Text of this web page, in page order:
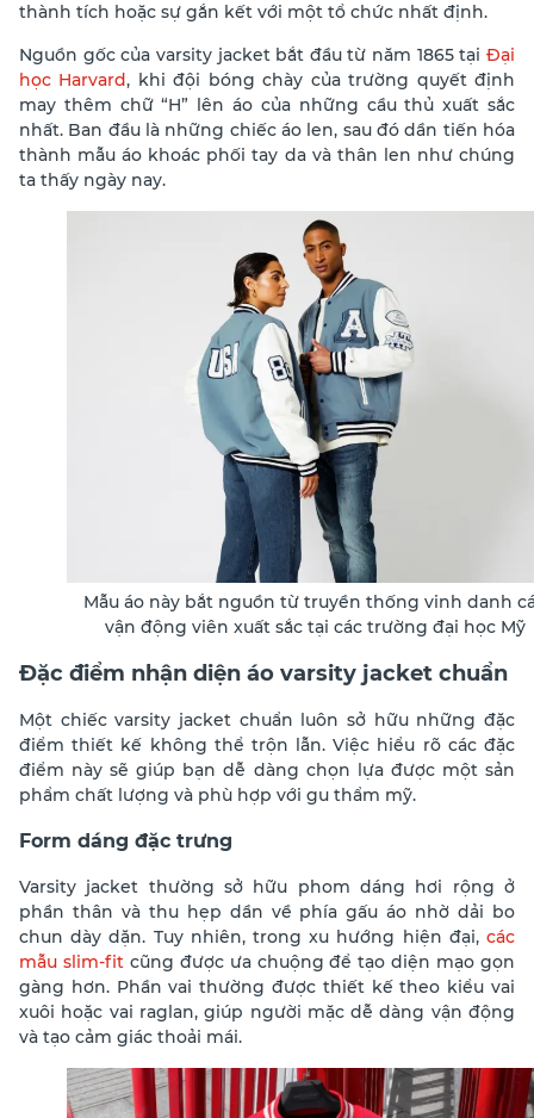
thành tích hoặc sự gắn kết với một tổ chức nhất định.
Nguồn gốc của varsity jacket bắt đầu từ năm 1865 tại Đại
học Harvard, khi đội bóng chày của trường quyết định
may thêm chữ “H” lên áo của những cầu thủ xuất sắc
nhất. Ban đầu là những chiếc áo len, sau đó dần tiến hóa
thành mẫu áo khoác phối tay da và thân len như chúng
ta thấy ngày nay.
Mẫu áo này bắt nguồn từ truyền thống vinh danh
vận động viên xuất sắc tại các trường đại học Mỹ
Đặc điểm nhận diện áo varsity jacket chuẩn
Một chiếc varsity jacket chuẩn luôn sở hữu những đặc
điểm thiết kế không thể trộn lẫn. Việc hiểu rõ các đặc
điểm này sẽ giúp bạn dễ dàng chọn lựa được một sản
phẩm chất lượng và phù hợp với gu thẩm mỹ.
Form dáng đặc trưng
Varsity jacket thường sở hữu phom dáng hơi rộng ở
phần thân và thu hẹp dần về phía gấu áo nhờ dải bo
chun dày dặn. Tuy nhiên, trong xu hướng hiện đại, các
mẫu slim-fitcũng được ưa chuộng để tạo diện mạo gọn
gàng hơn. Phần vai thường được thiết kế theo kiểu vai
xuôi hoặc vai raglan, giúp người mặc dễ dàng vận động
và tạo cảm giác thoải mái.